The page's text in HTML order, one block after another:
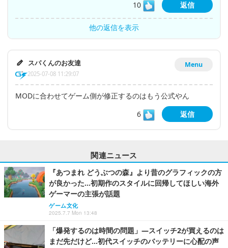
10 返信
他の返信を表示
Menu
スパくんのお友達
2025-07-08 11:29:07
MODに合わせてゲーム側が修正するのはもう公式やん
6
返信
関連ニュース
『あつまれ どうぶつの森』より昔のグラフィックの方
が良かった…初期作のスタイルに回帰してほしい海外
ゲーマーの主張が話題
ゲーム文化
2025.7.7 Mon 13:48
「爆発するのは時間の問題」―スイッチ2が買えるのは
まだ先だけど…初代スイッチのバッテリーに心配の声